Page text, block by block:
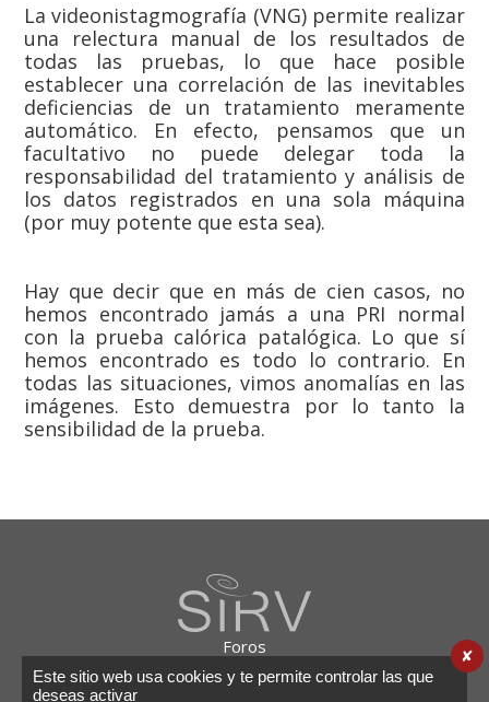
Este sitio web usa cookies y te permite controlar las que
deseas activar
✘
La videonistagmografía (VNG) permite realizar
una relectura manual de los resultados de
todas las pruebas, lo que hace posible
establecer una correlación de las inevitables
deficiencias de un tratamiento meramente
automático. En efecto, pensamos que un
facultativo no puede delegar toda la
responsabilidad del tratamiento y análisis de
los datos registrados en una sola máquina
(por muy potente que esta sea).
Hay que decir que en más de cien casos, no
hemos encontrado jamás a una PRI normal
con la prueba calórica patalógica. Lo que sí
hemos encontrado es todo lo contrario. En
todas las situaciones, vimos anomalías en las
imágenes. Esto demuestra por lo tanto la
sensibilidad de la prueba.
Foros
Notas legales